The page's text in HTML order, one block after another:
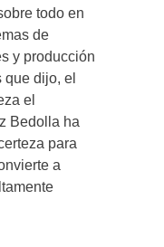
todo en
de
y producción
que dijo, el
el
Bedolla ha
para
a